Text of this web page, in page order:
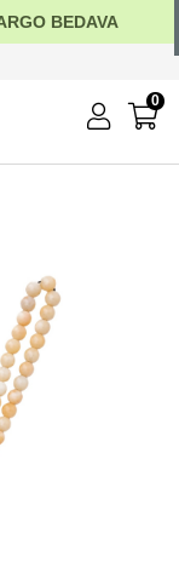
BEDAVA
0